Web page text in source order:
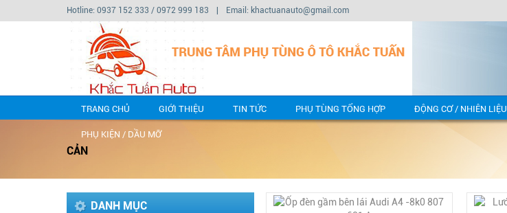
Hotline: 0937 152 333 / 0972 999 183 Email: khactuanauto@gmail.com
TRANG CHỦ GIỚI THIỆU TIN TỨC PHỤ TÙNG TỔNG HỢP ĐỘNG CƠ / NHIÊN LIỆU
PHỤ KIỆN / DẦU MỠ
CẢN
DANH MỤC